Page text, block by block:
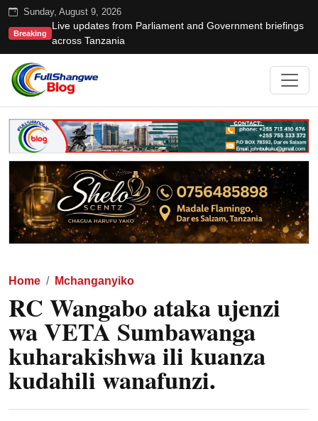
Sunday, August 9, 2026
Breaking
Live updates from Parliament and Government briefings
across Tanzania
Home Mchanganyiko
RC Wangabo ataka ujenzi
wa VETA Sumbawanga
kuharakishwa ili kuanza
kudahili wanafunzi.